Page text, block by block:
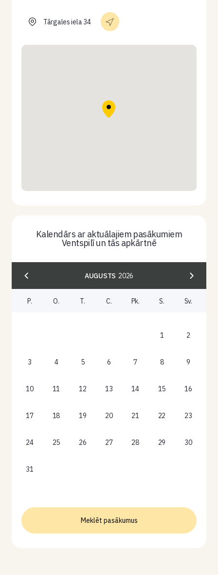
Tārgales iela 34
Kalendārs ar aktuālajiem pasākumiem
Ventspilī un tās apkārtnē
AUGUSTS 2026
P. O. T. C. Pk. S. Sv.
1 2
3 4 5 6 7 8 9
10 11 12 13 14 15 16
17 18 19 20 21 22 23
24 25 26 27 28 29 30
31
Meklēt pasākumus